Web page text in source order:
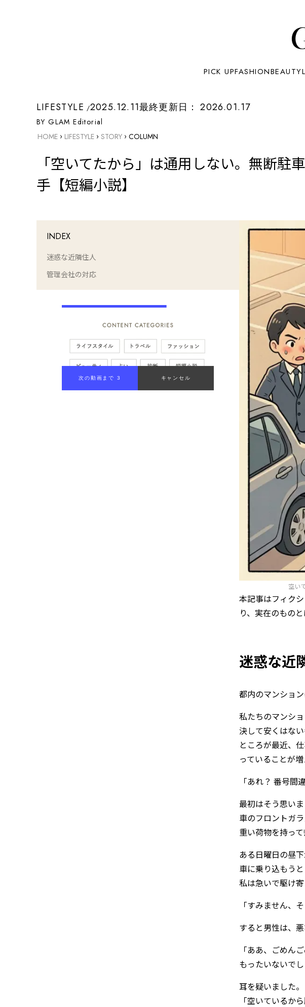
PICK UPFASHIONBEAUTY
LIFESTYLE 2025.12.11最終更新日： 2026.01.17
BY GLAM Editorial
HOME › LIFESTYLE › STORY › COLUMN
「空いてたから」は通用しない。無断
手【短編小説】
INDEX
迷惑な近隣住人
管理会社の対応
次の動画まで 2 キャンセル
空い
本記事はフィク
り、実在のもの
迷惑な近
都内のマンショ
私たちのマンシ
決して安くはな
ところが最近、
っていることが増
「あれ？ 番号間
最初はそう思い
車のフロントガ
重い荷物を持っ
ある日曜日の昼
車に乗り込もう
私は急いで駆け寄
「すみません、
すると男性は、
「ああ、ごめん
もったいないで
耳を疑いました。
「空いているか